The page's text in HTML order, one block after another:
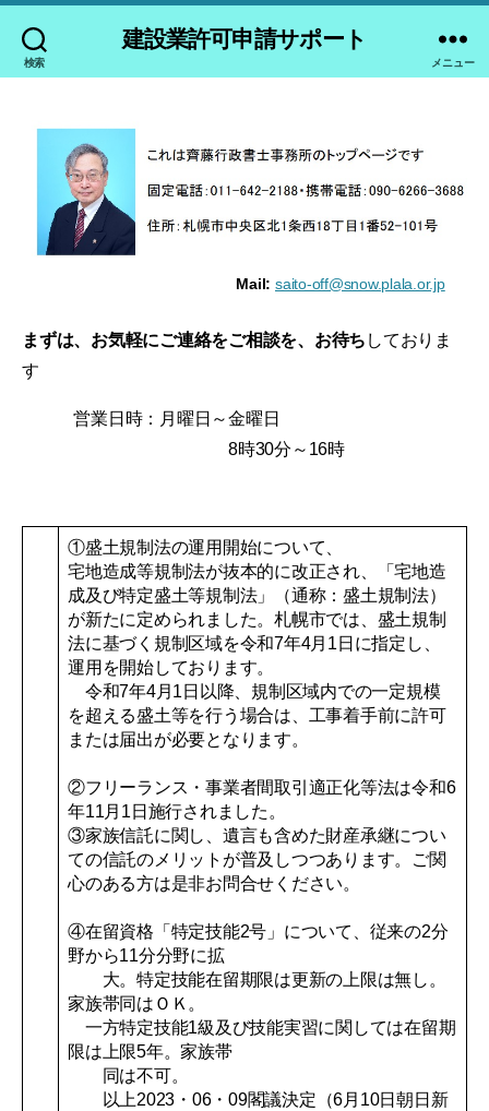
検索
建設業許可申請サポート
メニュー
Mail: saito-off@snow.plala.or.jp
まずは、お気軽にご連絡をご相談を、お待ち しておりま
す
営業日時：月曜日～金曜日
8時30分～16時
①盛土規制法の運用開始について、
宅地造成等規制法が抜本的に改正され、「宅地造
成及び特定盛土等規制法」（通称：盛土規制法）
が新たに定められました。札幌市では、盛土規制
法に基づく規制区域を令和7年4月1日に指定し、
運用を開始しております。
令和7年4月1日以降、規制区域内での一定規模
を超える盛土等を行う場合は、工事着手前に許可
または届出が必要となります。
②フリーランス・事業者間取引適正化等法は令和6
年11月1日施行されました。
③家族信託に関し、遺言も含めた財産承継につい
ての信託のメリットが普及しつつあります。ご関
心のある方は是非お問合せください。
④在留資格「特定技能2号」について、従来の2分
野から11分分野に拡
大。特定技能在留期限は更新の上限は無し。
家族帯同はＯＫ。
一方特定技能1級及び技能実習に関しては在留期
限は上限5年。家族帯
同は不可。
以上2023・06・09閣議決定（6月10日朝日新